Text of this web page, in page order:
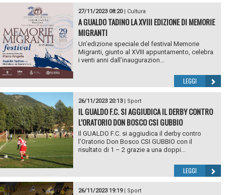
27/11/2023 08:20| Cultura
A GUALDO TADINO LA XVIII EDIZIONE DI MEMORIE
MIGRANTI
Un’edizione speciale del festival Memorie
Migranti, giunto al XVIII appuntamento, celebra
i venti anni dall’inaugurazion...
LEGGI
26/11/2023 20:13| Sport
IL GUALDO F.C. SI AGGIUDICA IL DERBY CONTRO
L’ORATORIO DON BOSCO CSI GUBBIO
Il GUALDO F.C. si aggiudica il derby contro
l’Oratorio Don Bosco CSI GUBBIO con il
risultato di 1 – 2 grazie a una doppi...
LEGGI
26/11/2023 19:19| Sport